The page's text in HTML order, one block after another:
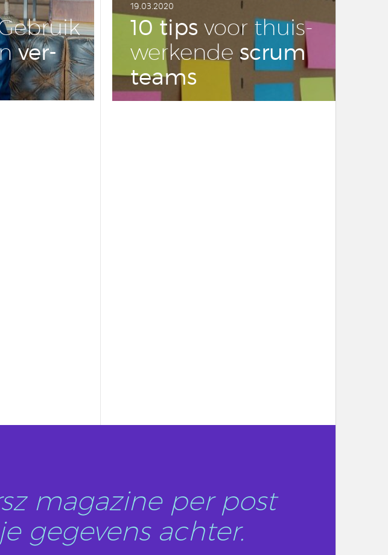
ver­
19.03.2020
10 tips voor thuis­
wer­ken­de scrum
teams
magazine per post
gegevens achter.